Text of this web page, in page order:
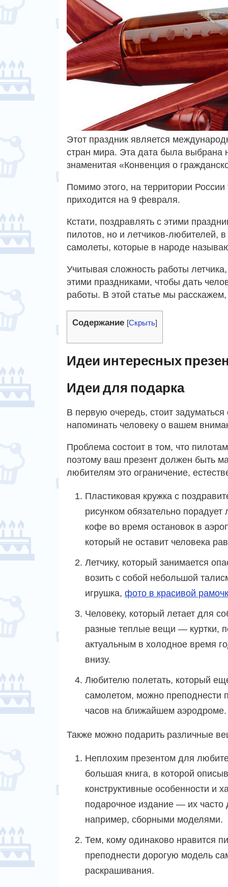
Этот праздник является
стран мира. Эта дата была выбрана
знаменитая «Конвенция о
Помимо этого, на территории
приходится на 9 февраля.
Кстати, поздравлять с этими
пилотов, но и летчиков-любителей,
самолеты, которые в народе
Учитывая сложность работы
этими праздниками, чтобы дать
работы. В этой статье мы
Содержание [Скрыть]
Идеи интересных
Идеи для подарка
В первую очередь, стоит
напоминать человеку о вашем
Проблема состоит в том, что
поэтому ваш презент должен быть
любителям это ограничение,
Пластиковая кружка с
рисунком обязательно
кофе во время остановок в
который не оставит человека
Летчику, который занимается
возить с собой небольшой
игрушка, фото в красивой
Человеку, который летает для
разные теплые вещи — куртки,
актуальным в холодное время
внизу.
Любителю полетать, который
самолетом, можно преподнести
часов на ближайшем аэродроме.
Также можно подарить различные
Неплохим презентом для
большая книга, в которой
конструктивные особенности и
подарочное издание — их
например, сборными моделями.
Тем, кому одинаково нравится
преподнести дорогую модель
раскрашивания.